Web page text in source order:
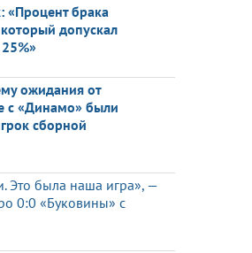
«Процент брака
допускал
ожидания от
с «Динамо» были
сборной
Это была наша игра», —
0:0 «Буковины» с